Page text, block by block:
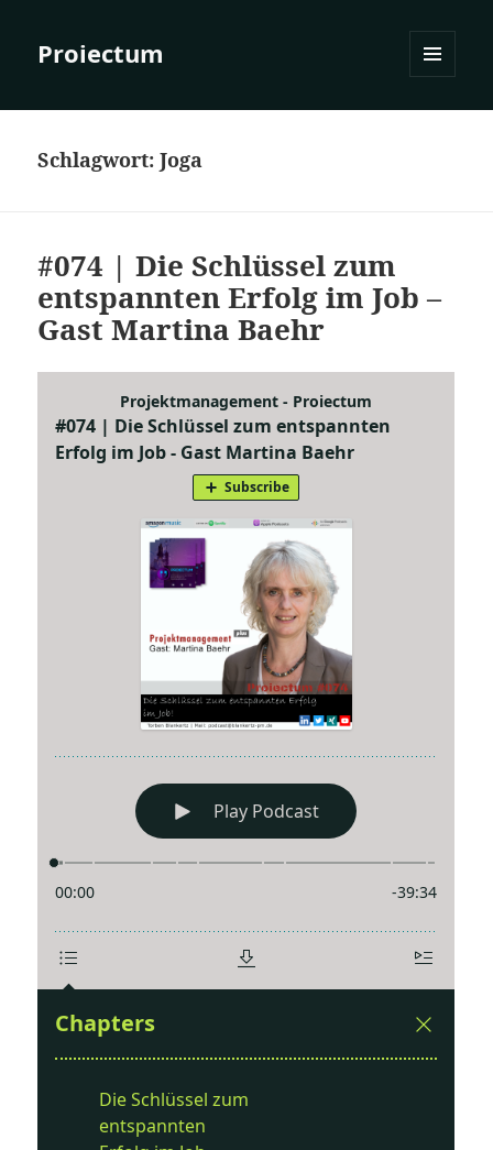
Proiectum
Schlagwort:Joga
#074 | Die Schlüssel zum
entspannten Erfolg im Job –
Gast Martina Baehr